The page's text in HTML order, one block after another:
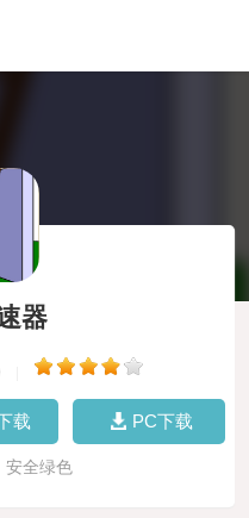
器
载 PC下载
安全绿色